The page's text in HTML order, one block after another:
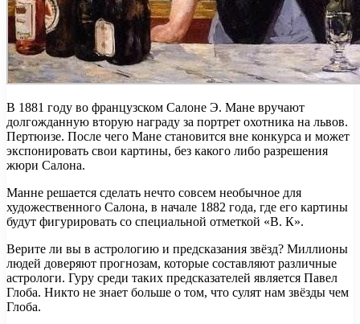
В 1881 году во французском Салоне Э. Мане вручают
долгожданную вторую награду за портрет охотника на львов.
Пертюизе. После чего Мане становится вне конкурса и может
экспонировать свои картины, без какого либо разрешения
жюри Салона.
Манне решается сделать нечто совсем необычное для
художественного Салона, в начале 1882 года, где его картины
будут фигурировать со специальной отметкой «В. К».
Верите ли вы в астрологию и предсказания звёзд? Миллионы
людей доверяют прогнозам, которые составляют различные
астрологи. Гуру среди таких предсказателей является Павел
Глоба. Никто не знает больше о том, что сулят нам звёзды чем
Глоба.